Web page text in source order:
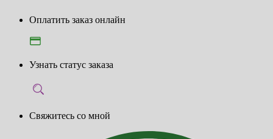
Оплатить заказ онлайн
Узнать статус заказа
Свяжитесь со мной